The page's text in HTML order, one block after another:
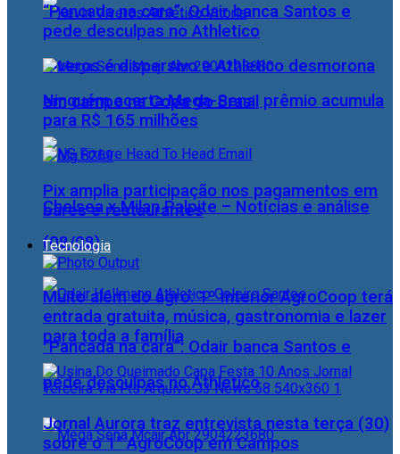
Viveros é dispersivo e Athletico desmorona
em campo na Copa do Brasil
Chelsea x Milan Palpite – Notícias e análise
(08/08)
“Pancada na cara”: Odair banca Santos e
pede desculpas no Athletico
“Pancada na cara”: Odair banca Santos e
pede desculpas no Athletico
Ninguém acerta Mega-Sena; prêmio acumula
para R$ 165 milhões
Pix amplia participação nos pagamentos em
bares e restaurantes
Tecnologia
Muito além do agro: 1º Interior AgroCoop terá
entrada gratuita, música, gastronomia e lazer
para toda a família
Jornal Aurora traz entrevista nesta terça (30)
sobre o 1° AgroCoop em Campos